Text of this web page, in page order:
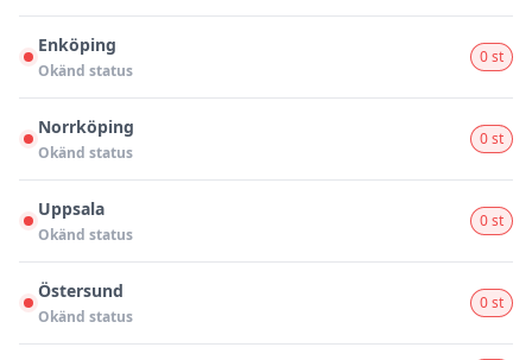
Enköping
Okänd status
0 st
Norrköping
Okänd status
0 st
Uppsala
Okänd status
0 st
Östersund
Okänd status
0 st